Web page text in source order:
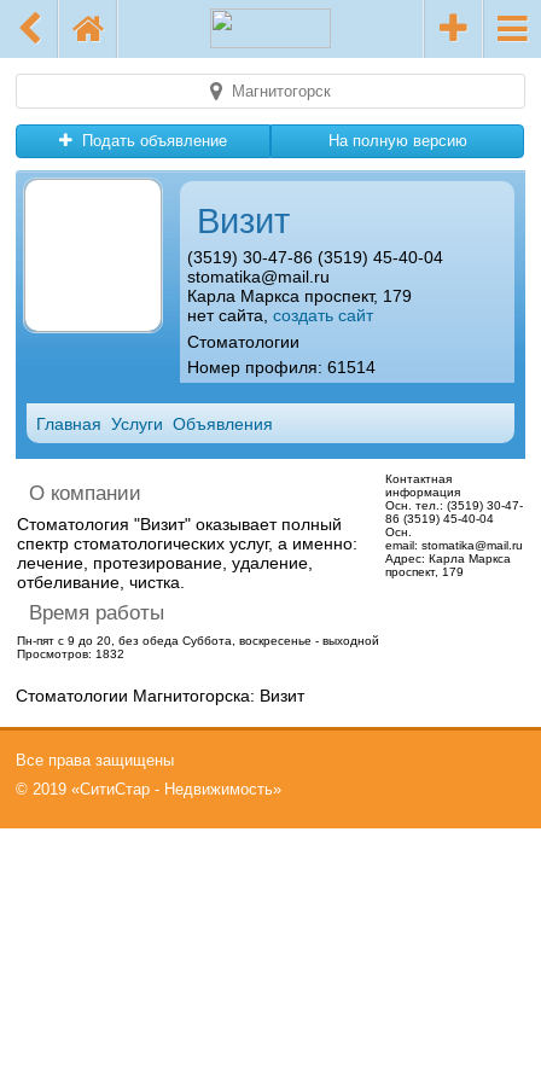
Магнитогорск
Подать объявление На полную версию
Визит
(3519) 30-47-86 (3519) 45-40-04
stomatika@mail.ru
Карла Маркса проспект, 179
нет сайта, создать сайт
Стоматологии
Номер профиля: 61514
Главная Услуги Объявления
О компании
Стоматология "Визит" оказывает полный
спектр стоматологических услуг, а именно:
лечение, протезирование, удаление,
отбеливание, чистка.
Время работы
Пн-пят с 9 до 20, без обеда Суббота, воскресенье - выходной
Просмотров: 1832
Контактная
информация
Осн. тел.:(3519) 30-47-
86 (3519) 45-40-04
Осн.
email:stomatika@mail.ru
Адрес:Карла Маркса
проспект, 179
Стоматологии Магнитогорска: Визит
Все права защищены
© 2019 «СитиСтар - Недвижимость»